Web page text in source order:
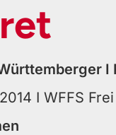
I
I WFFS Frei